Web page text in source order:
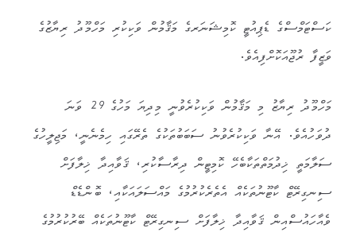
ކަސްޓަމްސްގެ ޑެޕިއުޓީ ކޮމިޝަނަރގެ މަޤާމުން ވަކިކުރި މަހްމޫދު ރިޔާޒުގެ
ވަޒީފާ ރުޖޫއަކޮށްފިއެވެ.
މަހްމޫދު ރިޔާޒު މި މަޤާމުން ވަކިކުރެވުނީ މިދިޔަ މަހުގެ 29 ވަނަ
ދުވަހުއެވެ. އޭނާ ވަކިކުރެވުނު ސަބަބުތަކުގެ ތެރޭގައި ހިމެނެނީ، މަޖިލީހުގެ
ސަލާމަތީ ޚިދުމަތްތަކާބެހޭ ކޮމިޓީން ދިރާސާކުރި، ޤަވާއިދާ ޚިލާފަށް
ސިނގިރޭޓް ކާޓޫނުތަކެއް އެތެރެކުރުމުގެ މައްސަލައަކާއި، ބޮންޑެޑް
ވެއާހައުސްއިން ޤަވާއިދާ ޚިލާފަށް ސިނގިރޭޓް ކާޓޫނުތަކެއް ބޭރުކުރުމުގެ